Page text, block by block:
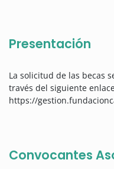
Presentación
La solicitud de las becas
través del siguiente
https://
Convocantes